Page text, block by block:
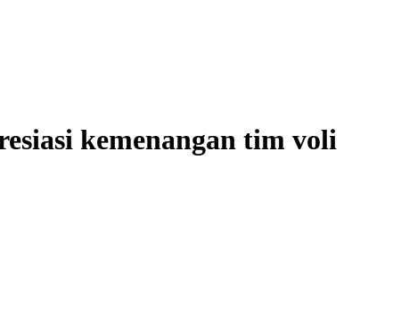
kemenangan tim voli